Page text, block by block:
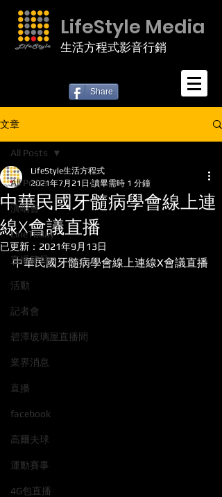
LifeStyle Media
生活方程式影音行銷
Share
文章
All Posts
演唱會
LineToday
直播節目
活動
記者會
碧潭玻璃屋直播間
業界消息
直播
facebook
高爾夫球
運動賽事
4G包直播
All Posts
中華民國牙髓病學會線上連
線X會議直播
LifeStyle生活方程式
2021年7月21日 讀畢需時 1 分鐘
已更新： 2021年9月13日
中華民國牙髓病學會線上連線X會議直播